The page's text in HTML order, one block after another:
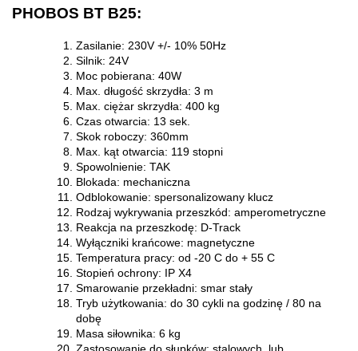
PHOBOS BT B25:
Zasilanie: 230V +/- 10% 50Hz
Silnik: 24V
Moc pobierana: 40W
Max. długość skrzydła: 3 m
Max. ciężar skrzydła: 400 kg
Czas otwarcia: 13 sek.
Skok roboczy: 360mm
Max. kąt otwarcia: 119 stopni
Spowolnienie: TAK
Blokada: mechaniczna
Odblokowanie: spersonalizowany klucz
Rodzaj wykrywania przeszkód: amperometryczne
Reakcja na przeszkodę: D-Track
Wyłączniki krańcowe: magnetyczne
Temperatura pracy: od -20 C do + 55 C
Stopień ochrony: IP X4
Smarowanie przekładni: smar stały
Tryb użytkowania: do 30 cykli na godzinę / 80 na
dobę
Masa siłownika: 6 kg
Zastosowanie do słupków: stalowych, lub